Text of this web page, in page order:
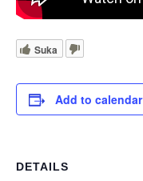
Suka
Add to calendar
DETAILS